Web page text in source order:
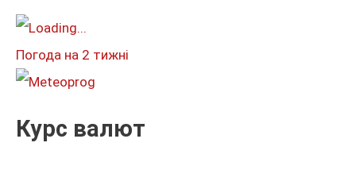
т
:
Погода на 2 тижні
Курс валют